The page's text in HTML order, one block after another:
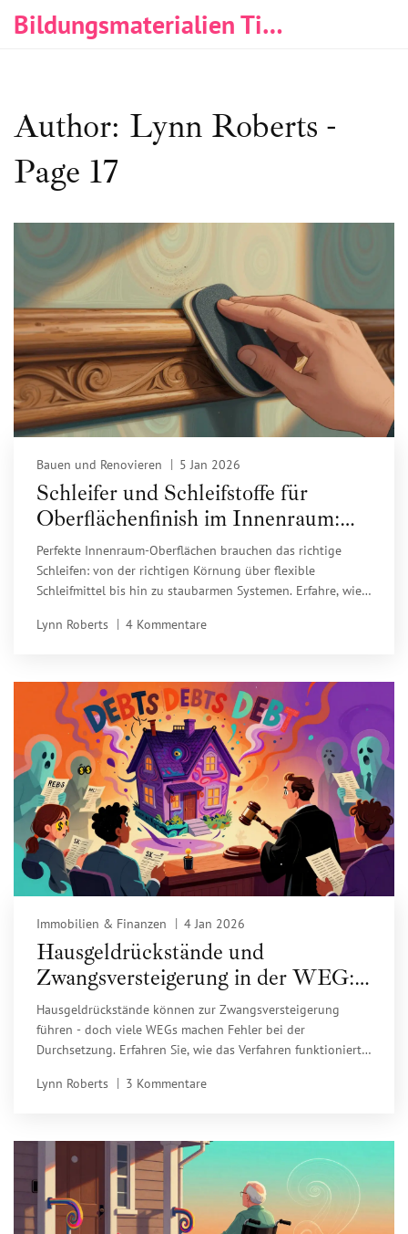
Bildungsmaterialien Tischlerei & Immobilien
Author: Lynn Roberts -
Page 17
Bauen und Renovieren 5 Jan 2026
Schleifer und Schleifstoffe für
Oberflächenfinish im Innenraum:
Die richtige Wahl für perfekte
Ergebnisse
Perfekte Innenraum-Oberflächen brauchen das richtige
Schleifen: von der richtigen Körnung über flexible
Schleifmittel bis hin zu staubarmen Systemen. Erfahre, wie
Lynn Roberts
4 Kommentare
Immobilien & Finanzen 4 Jan 2026
Hausgeldrückstände und
Zwangsversteigerung in der WEG:
Was Eigentümer wissen müssen
Hausgeldrückstände können zur Zwangsversteigerung
führen - doch viele WEGs machen Fehler bei der
Durchsetzung. Erfahren Sie, wie das Verfahren funktioniert,
retten können.
Lynn Roberts 3 Kommentare